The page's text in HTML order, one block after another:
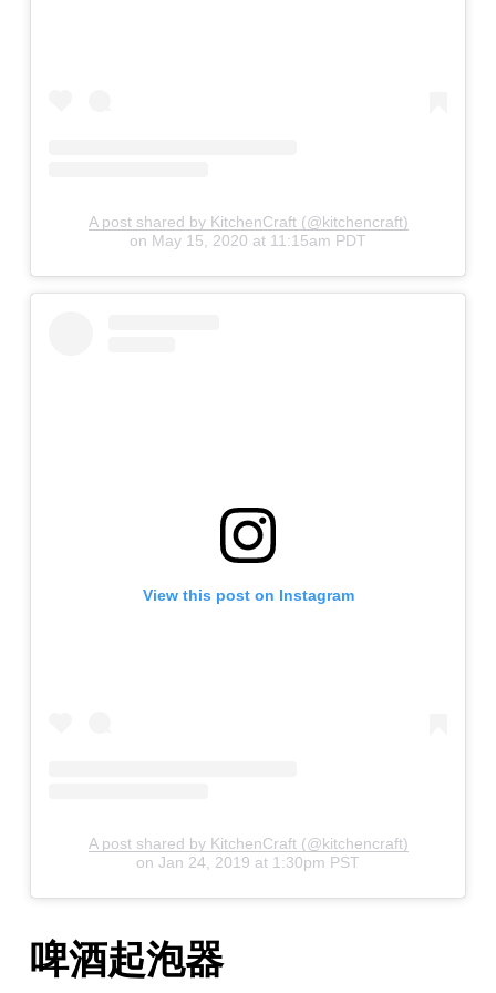
A post shared by KitchenCraft (@kitchencraft)
on May 15, 2020 at 11:15am PDT
View this post on Instagram
A post shared by KitchenCraft (@kitchencraft)
on Jan 24, 2019 at 1:30pm PST
啤酒起泡器